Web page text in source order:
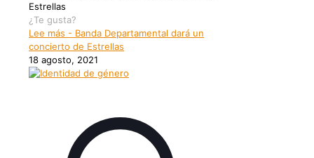
Estrellas
¿Te gusta?
Lee más - Banda Departamental dará un
concierto de Estrellas
18 agosto, 2021